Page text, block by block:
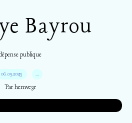
Bayrou
publique
06.09.2025 …
Par hemve31